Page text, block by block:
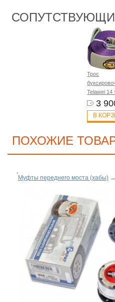
Трос
Telawei 14
3
В
ПОХОЖИЕ
Муфты переднего моста (хабы)→